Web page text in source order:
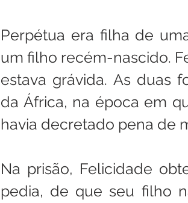
Perpétua era filha de
um filho recém-nascido.
estava grávida. As duas
da África, na época em
havia decretado pena de
Na prisão, Felicidade
pedia, de que seu filho